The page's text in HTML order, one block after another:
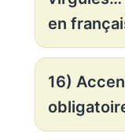
en
16)